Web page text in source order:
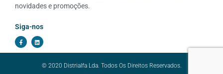
novidades e promoções.
Siga-nos
© 2020 Distrialfa Lda. Todos Os Direitos Reservados.